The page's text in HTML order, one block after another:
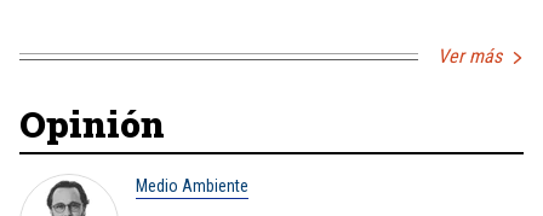
Ver más
Opinión
Medio Ambiente